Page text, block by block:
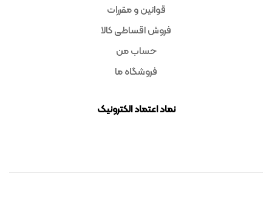
قوانین و مقررات
فروش اقساطی کالا
حساب من
فروشگاه ما
نماد اعتماد الکترونیک